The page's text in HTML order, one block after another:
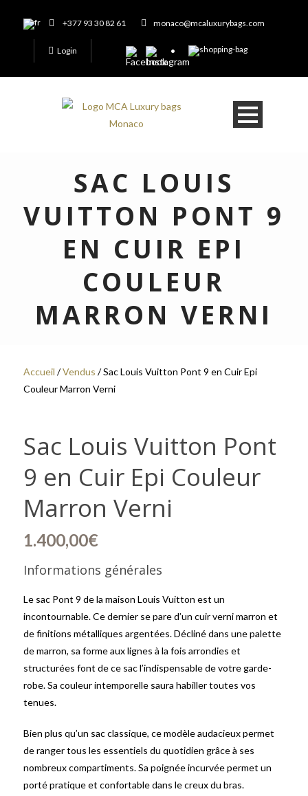
+377 93 30 82 61 monaco@mcaluxurybags.com
Login
SAC LOUIS
VUITTON PONT 9
EN CUIR EPI
COULEUR
MARRON VERNI
Accueil /Vendus / Sac Louis Vuitton Pont 9 en Cuir Epi
Couleur Marron Verni
Sac Louis Vuitton Pont
9 en Cuir Epi Couleur
Marron Verni
1.400,00€
Informations générales
Le sac Pont 9 de la maison Louis Vuitton est un
incontournable. Ce dernier se pare d’un cuir verni marron et
de finitions métalliques argentées. Décliné dans une palette
de marron, sa forme aux lignes à la fois arrondies et
structurées font de ce sac l’indispensable de votre garde-
robe. Sa couleur intemporelle saura habiller toutes vos
tenues.
Bien plus qu’un sac classique, ce modèle audacieux permet
de ranger tous les essentiels du quotidien grâce à ses
nombreux compartiments. Sa poignée incurvée permet un
porté pratique et confortable dans le creux du bras.